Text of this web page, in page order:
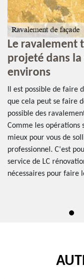
Le ravalement
projeté dans
environs
Il est possible de faire
que cela peut se faire
possible des
Comme les opérations
mieux pour vous de
professionnel. C'est
service de LC
nécessaires pour faire